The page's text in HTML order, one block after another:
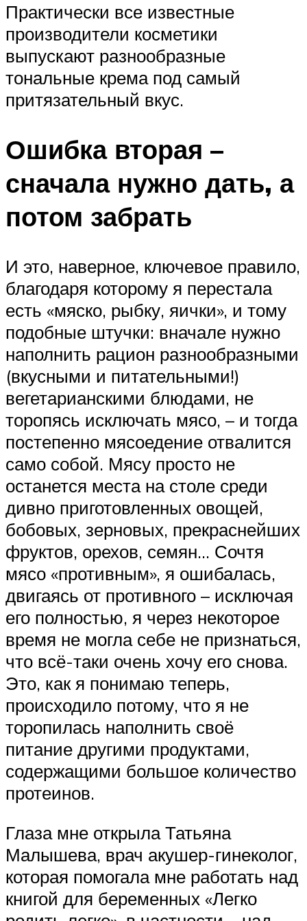
Практически все известные
производители косметики
выпускают разнообразные
тональные крема под самый
притязательный вкус.
Ошибка вторая –
сначала нужно дать, а
потом забрать
И это, наверное, ключевое правило,
благодаря которому я перестала
есть «мяско, рыбку, яички», и тому
подобные штучки: вначале нужно
наполнить рацион разнообразными
(вкусными и питательными!)
вегетарианскими блюдами, не
торопясь исключать мясо, – и тогда
постепенно мясоедение отвалится
само собой. Мясу просто не
останется места на столе среди
дивно приготовленных овощей,
бобовых, зерновых, прекраснейших
фруктов, орехов, семян… Сочтя
мясо «противным», я ошибалась,
двигаясь от противного – исключая
его полностью, я через некоторое
время не могла себе не признаться,
что всё-таки очень хочу его снова.
Это, как я понимаю теперь,
происходило потому, что я не
торопилась наполнить своё
питание другими продуктами,
содержащими большое количество
протеинов.
Глаза мне открыла Татьяна
Малышева, врач акушер-гинеколог,
которая помогала мне работать над
книгой для беременных «Легко